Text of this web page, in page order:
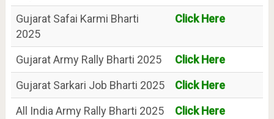
Gujarat Safai Karmi Bharti
2025
Click Here
Gujarat Army Rally Bharti 2025
Click Here
Gujarat Sarkari Job Bharti 2025
Click Here
All India Army Rally Bharti 2025
Click Here